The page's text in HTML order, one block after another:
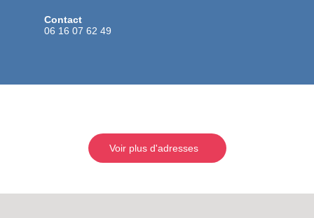
Contact
06 16 07 62 49
Voir plus d'adresses